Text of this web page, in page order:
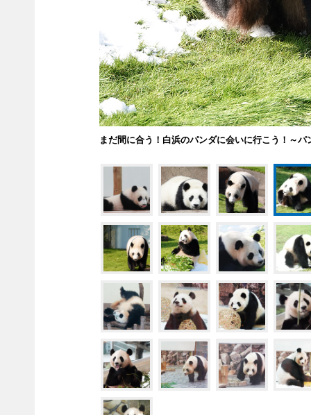
まだ間に合う！白浜のパンダに会いに行こう！～パ